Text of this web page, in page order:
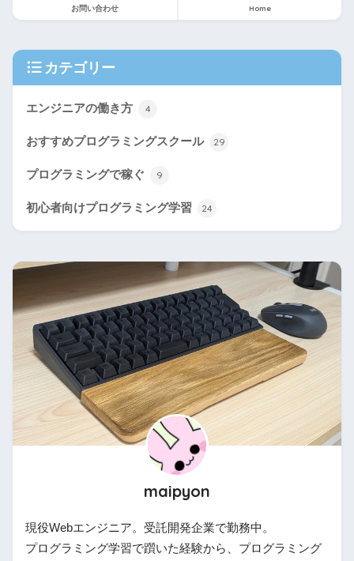
お問い合わせ Home
カテゴリー
エンジニアの働き方 4
おすすめプログラミングスクール 29
プログラミングで稼ぐ 9
初心者向けプログラミング学習 24
maipyon
現役Webエンジニア。受託開発企業で勤務中。
プログラミング学習で躓いた経験から、プログラミング